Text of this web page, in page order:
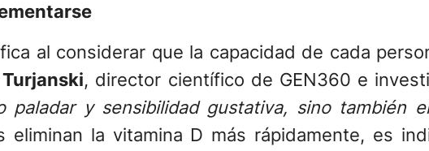
al considerar que la capacidad de cada
, director científico de GEN360 e
y sensibilidad gustativa, sino también
eliminan la vitamina D más rápidamente, es